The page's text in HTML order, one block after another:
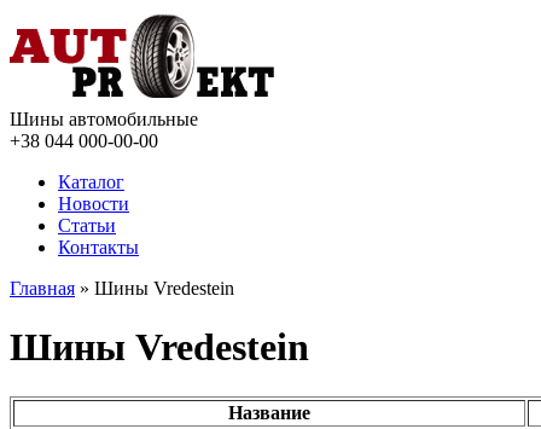
Шины автомобильные
+38 044 000-00-00
Каталог
Новости
Статьи
Контакты
Главная » Шины Vredestein
Шины Vredestein
Название